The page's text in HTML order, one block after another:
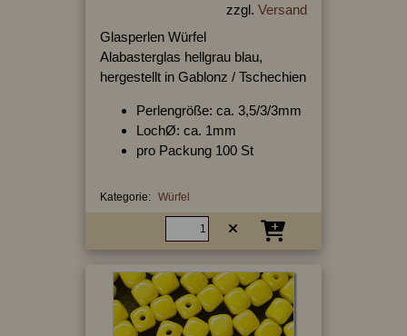
zzgl. Versand
Glasperlen Würfel
Alabasterglas hellgrau blau,
hergestellt in Gablonz / Tschechien
Perlengröße: ca. 3,5/3/3mm
LochØ: ca. 1mm
pro Packung 100 St
Kategorie: Würfel